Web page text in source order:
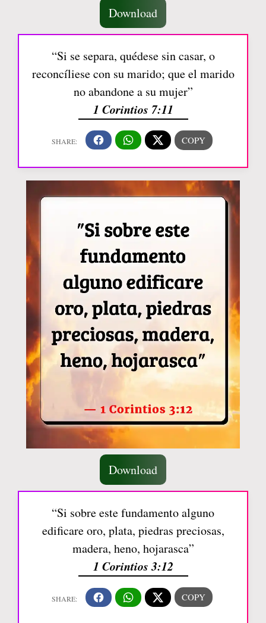
Download
“Si se separa, quédese sin casar, o
reconcíliese con su marido; que el marido
no abandone a su mujer”
1 Corintios 7:11
Download
“Si sobre este fundamento alguno
edificare oro, plata, piedras preciosas,
madera, heno, hojarasca”
1 Corintios 3:12